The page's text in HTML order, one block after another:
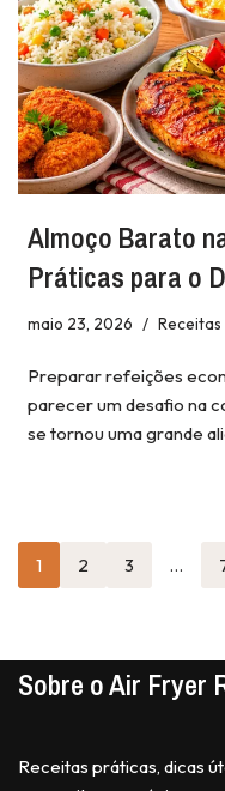
Almoço Barato
Práticas para o
maio 23, 2026
Preparar refeições
parecer um desafio na
se tornou uma grande
1 2 3 …
Sobre o Air Fryer
Receitas práticas, dicas